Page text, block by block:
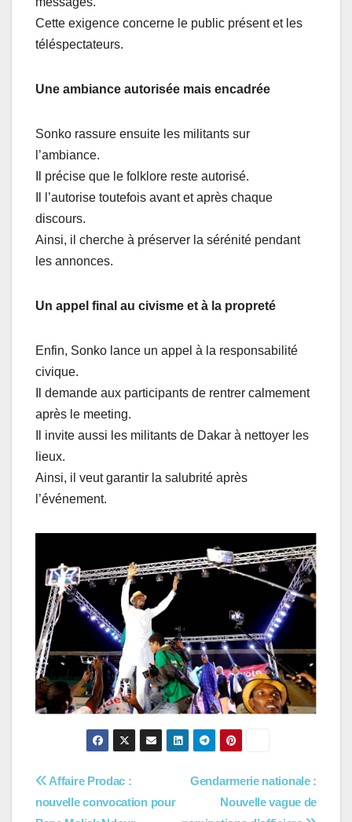
Cette exigence concerne le public présent et les
téléspectateurs.
Une ambiance autorisée mais encadrée
Sonko rassure ensuite les militants sur
l’ambiance.
Il précise que le folklore reste autorisé.
Il l’autorise toutefois avant et après chaque
discours.
Ainsi, il cherche à préserver la sérénité pendant
les annonces.
Un appel final au civisme et à la propreté
Enfin, Sonko lance un appel à la responsabilité
civique.
Il demande aux participants de rentrer calmement
après le meeting.
Il invite aussi les militants de Dakar à nettoyer les
lieux.
Ainsi, il veut garantir la salubrité après
l’événement.
Navigation
Gendarmerie nationale :
Nouvelle vague de
Affaire Prodac :
nouvelle convocation pour